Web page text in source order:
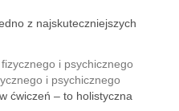
z najskuteczniejszych
i psychicznego
ćwiczeń – to holistyczna